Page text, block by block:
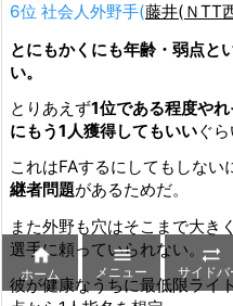
6位 社会人外野手(藤井(ＮTT
とにもかくにも年齢・弱点と
い。
とりあえず1位である程度や
にもう1人獲得してもいいぐら
これはFAするにしてもしない
継者問題があるためだ。
また外野も穴はそこまで大き
選手に頼っていられない。
彼が健康なうちに最低限ライ

ホーム

メニュー

サイドバ